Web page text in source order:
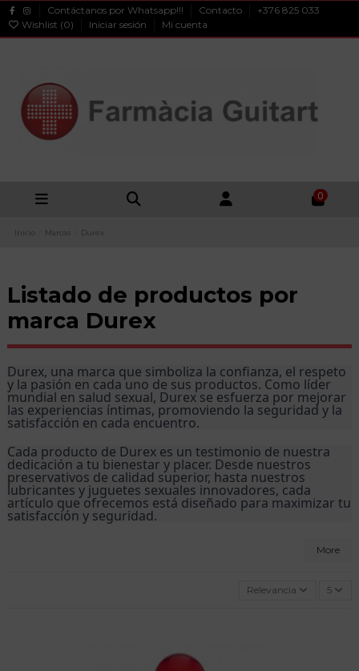
Contáctanos por Whatsapp!!! Contacto
+376 825 033
Wishlist (0) Iniciar sesión Mi cuenta
0
Inicio Marcas Durex
Listado de productos por
marca Durex
Durex, una marca que simboliza la confianza, el respeto
y la pasión en cada uno de sus productos. Como líder
mundial en salud sexual, Durex se esfuerza por mejorar
las experiencias íntimas, promoviendo la seguridad y la
satisfacción en cada encuentro.
Cada producto de Durex es un testimonio de nuestra
dedicación a tu bienestar y placer. Desde nuestros
preservativos de calidad superior, hasta nuestros
lubricantes y juguetes sexuales innovadores, cada
artículo que ofrecemos está diseñado para maximizar tu
satisfacción y seguridad.
More
Relevancia 5